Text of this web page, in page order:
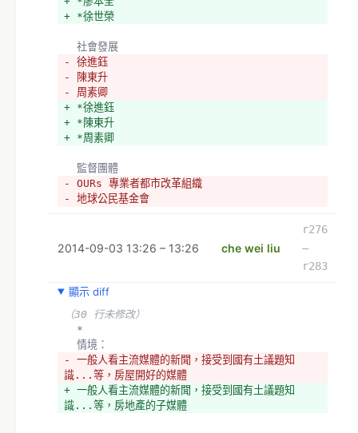
+ *徐世榮
  社會發展
- 徐進鈺
- 陳東升
- 周素卿
+ *徐進鈺
+ *陳東升
+ *周素卿
  監督團體
- OURs 專業者都市改革組織
- 地球公民基金會
- 反迫遷連線
+ *台灣城鄉發展學會
+ *荒野保護協會
+ *反迫遷連線
2014-09-03 13:26 – 13:26 che wei liu
r276
–
r283
顯示 diff
（30 行未修改）
  *
  情境：
- 一般人看主流媒體的新聞，接受到國有土議題知
識...等，房屋開好的媒體
+ 一般人看主流媒體的新聞，接受到國有土議題知
識...等，房地產的子媒體